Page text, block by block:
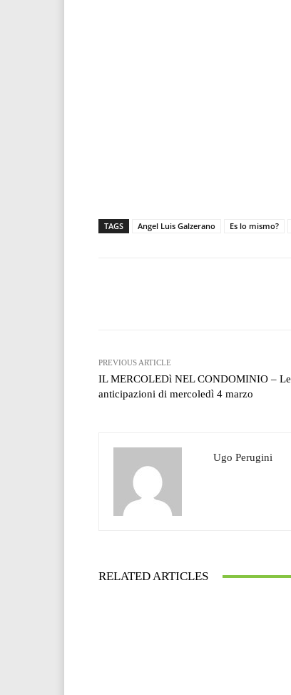
TAGS Angel Luis Galzerano Es lo mismo?
PREVIOUS ARTICLE
IL MERCOLEDì NEL CONDOMINIO – Le
anticipazioni di mercoledì 4 marzo
Ugo Perugini
RELATED ARTICLES